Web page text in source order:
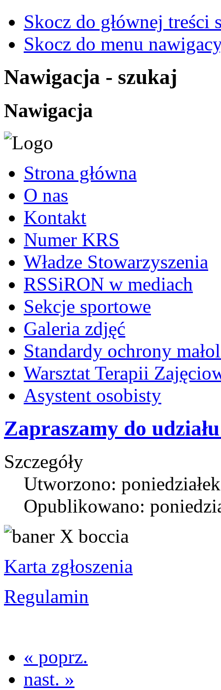
Skocz do głównej treści
Skocz do menu
Nawigacja - szukaj
Nawigacja
Strona główna
O nas
Kontakt
Numer KRS
Władze Stowarzyszenia
RSSiRON w mediach
Sekcje sportowe
Galeria zdjęć
Standardy ochrony
Warsztat Terapii
Asystent osobisty
Zapraszamy do
Szczegóły
Utworzono:
Opublikowano:
Karta zgłoszenia
Regulamin
« poprz.
nast. »